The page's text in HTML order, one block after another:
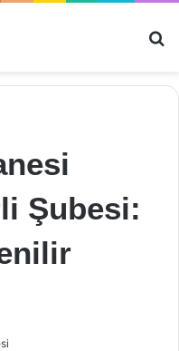
Şubesi: